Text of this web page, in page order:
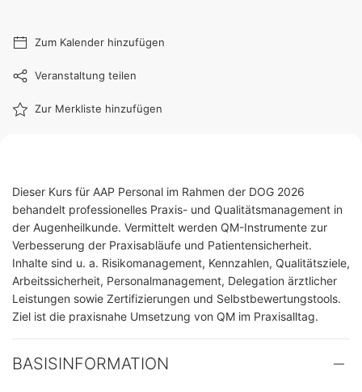
Zum Kalender hinzufügen
Veranstaltung teilen
Zur Merkliste hinzufügen
Dieser Kurs für AAP Personal im Rahmen der DOG 2026
behandelt professionelles Praxis- und Qualitätsmanagement in
der Augenheilkunde. Vermittelt werden QM-Instrumente zur
Verbesserung der Praxisabläufe und Patientensicherheit.
Inhalte sind u. a. Risikomanagement, Kennzahlen, Qualitätsziele,
Arbeitssicherheit, Personalmanagement, Delegation ärztlicher
Leistungen sowie Zertifizierungen und Selbstbewertungstools.
Ziel ist die praxisnahe Umsetzung von QM im Praxisalltag.
BASISINFORMATION